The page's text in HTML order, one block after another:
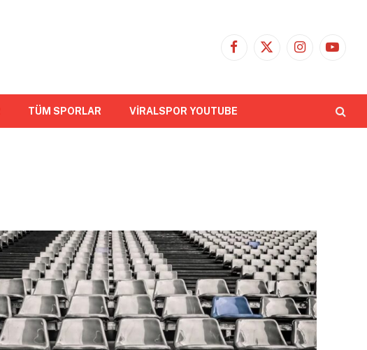
Facebook
X
Instagram
TÜM SPORLAR VİRALSPOR YOUTUBE